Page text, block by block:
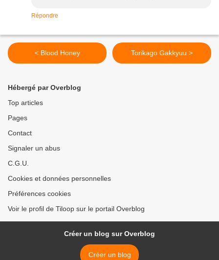
Répondre
< Blood Honey Torikago Gakkyuu >
Hébergé par Overblog
Top articles
Pages
Contact
Signaler un abus
C.G.U.
Cookies et données personnelles
Préférences cookies
Voir le profil de Tiloop sur le portail Overblog
Créer un blog sur Overblog
Créer un blog